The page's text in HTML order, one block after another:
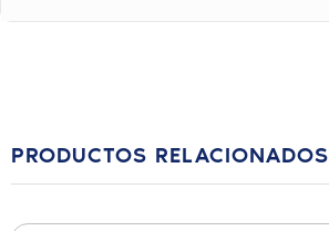
PRODUCTOS RELACIONADOS